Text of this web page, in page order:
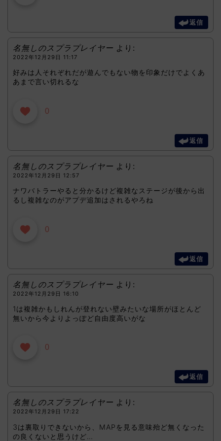
返信
名無しのスプラプレイヤー より:
2022年12月29日 11:17
好みは人それぞれだが遊んでもない物を印象だけでよくあ
あまで言い切れるな
0
返信
名無しのスプラプレイヤー より:
2022年12月29日 12:57
ナワバトラーやると分かるけど複雑なステージが後から出
るし複雑なのがアプデ追加はされるやろね
0
返信
名無しのスプラプレイヤー より:
2022年12月29日 16:10
1は複雑かもしれんが登れない壁みたいな場所がほとんど
無いから今よりよっぽど自由度高いがな
0
返信
名無しのスプラプレイヤー より:
2022年12月29日 17:22
3は裏取りできないから、MAPを見る意味殆ど無くなった
の良くないと思うけど…